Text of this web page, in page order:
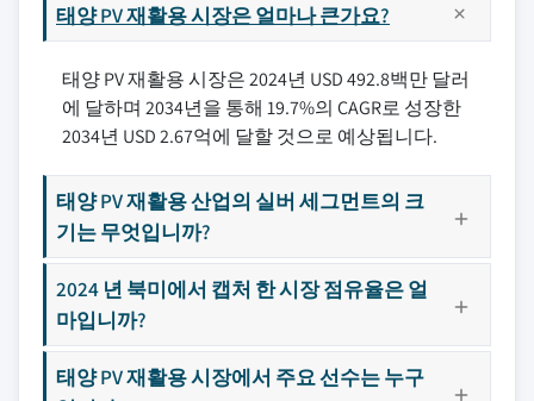
태양 PV 재활용 시장은 얼마나 큰가요?
태양 PV 재활용 시장은 2024년 USD 492.8백만 달러
에 달하며 2034년을 통해 19.7%의 CAGR로 성장한
2034년 USD 2.67억에 달할 것으로 예상됩니다.
태양 PV 재활용 산업의 실버 세그먼트의 크
기는 무엇입니까?
2024 년 북미에서 캡처 한 시장 점유율은 얼
마입니까?
태양 PV 재활용 시장에서 주요 선수는 누구